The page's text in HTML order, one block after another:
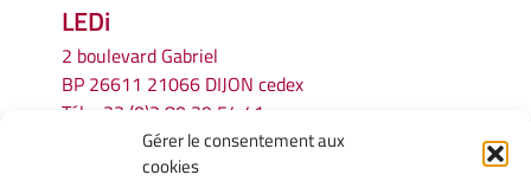
Gérer le consentement aux
cookies
LEDi
2 boulevard Gabriel
BP 26611 21066 DIJON cedex
Tél.
+33 (0)3 80 39 54 41
secretariat.ledi@u-bourgogne.fr